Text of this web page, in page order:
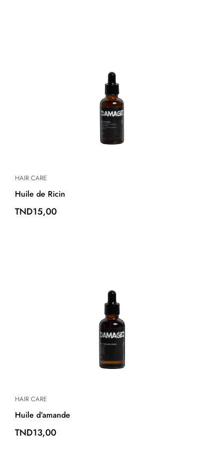
HAIR CARE
Huile de Ricin
TND15,00
HAIR CARE
Huile d’amande
TND13,00